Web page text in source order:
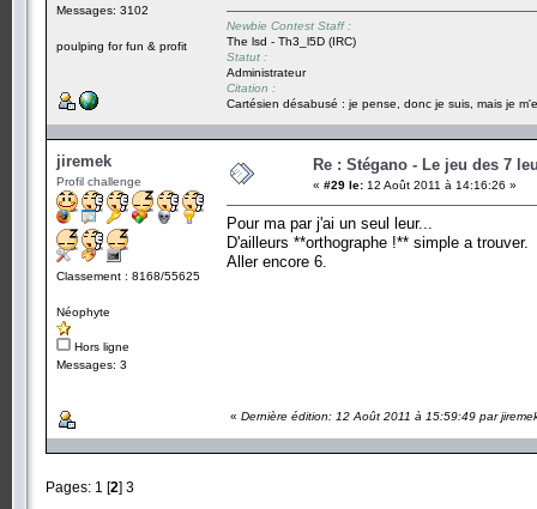
Messages: 3102
poulping for fun & profit
Newbie Contest Staff :
The lsd - Th3_l5D (IRC)
Statut :
Administrateur
Citation :
Cartésien désabusé : je pense, donc je suis, mais je
jiremek
Profil challenge
Classement : 8168/55625
Néophyte
Hors ligne
Messages: 3
Re : Stégano - Le jeu des 7
« #29 le: 12 Août 2011 à 14:16:26 »
Pour ma par j'ai un seul leur...
D'ailleurs **orthographe !** simple a trouver.
Aller encore 6.
« Dernière édition: 12 Août 2011 à 15:59:49 par
Pages: 1 [2] 3